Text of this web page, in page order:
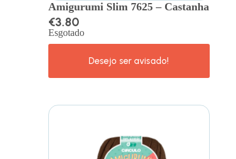
Amigurumi Slim 7625 – Castanha
€3.80
Esgotado